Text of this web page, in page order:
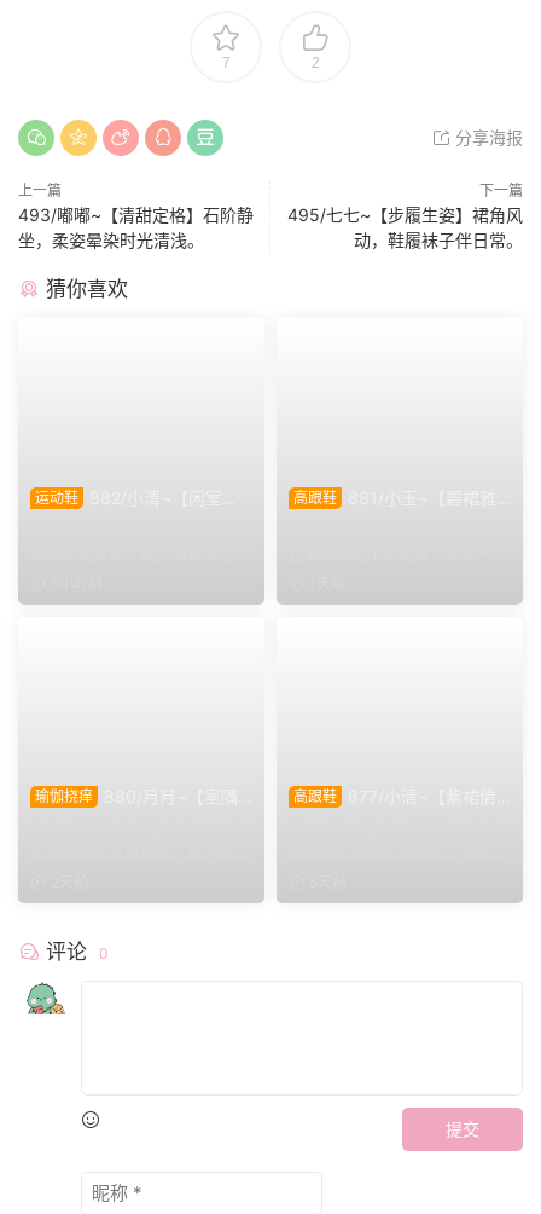
7 2
分享海报
上一篇
493/嘟嘟~【清甜定格】石阶静
坐，柔姿晕染时光清浅。
下一篇
495/七七~【步履生姿】裙角风
动，鞋履袜子伴日常。
猜你喜欢
运动鞋 高跟鞋
瑜伽挠痒 高跟鞋
评论 0
提交